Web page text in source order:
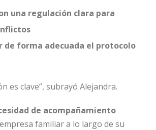
una regulación clara para
de forma adecuada el protocolo
es clave”, subrayó Alejandra.
de acompañamiento
familiar a lo largo de su